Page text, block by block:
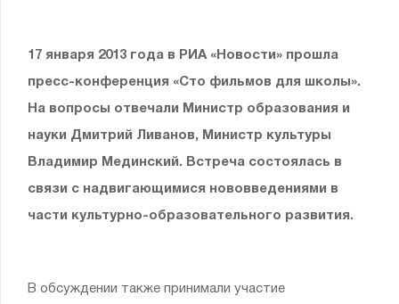
17 января 2013 года в РИА «Новости» прошла
пресс-конференция «Сто фильмов для школы».
На вопросы отвечали Министр образования и
науки Дмитрий Ливанов, Министр культуры
Владимир Мединский. Встреча состоялась в
связи с надвигающимися нововведениями в
части культурно-образовательного развития.
В обсуждении также принимали участие